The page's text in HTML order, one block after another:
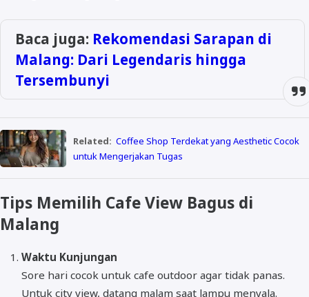
Baca juga: Rekomendasi Sarapan di
Malang: Dari Legendaris hingga
Tersembunyi
Related: Coffee Shop Terdekat yang Aesthetic Cocok
untuk Mengerjakan Tugas
Tips Memilih Cafe View Bagus di
Malang
Waktu Kunjungan
Sore hari cocok untuk cafe outdoor agar tidak panas.
Untuk city view, datang malam saat lampu menyala.